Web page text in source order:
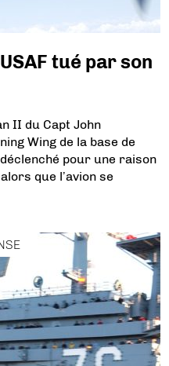
tué par son
II du Capt John
Wing de la base de
pour une raison
que l’avion se